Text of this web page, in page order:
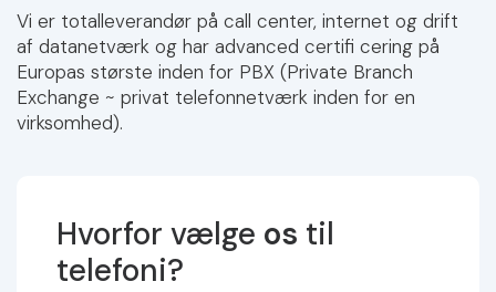
Vi er totalleverandør på call center, internet og drift
af datanetværk og har advanced certifi cering på
Europas største inden for PBX (Private Branch
Exchange ~ privat telefonnetværk inden for en
virksomhed).
Hvorfor vælge os til
telefoni?